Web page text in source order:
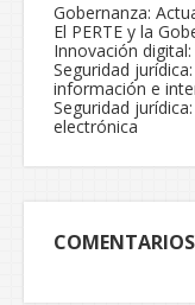
Gobernanza:
El PERTE y la
Innovación
Seguridad
información e
Seguridad
electrónica